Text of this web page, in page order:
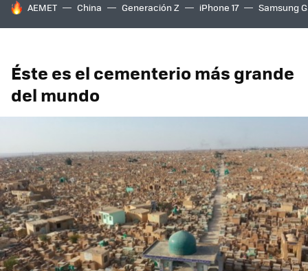
HOY SE HABLA DE
AEMET China Generación Z iPhone 17 Samsung
Éste es el cementerio más grande
del mundo